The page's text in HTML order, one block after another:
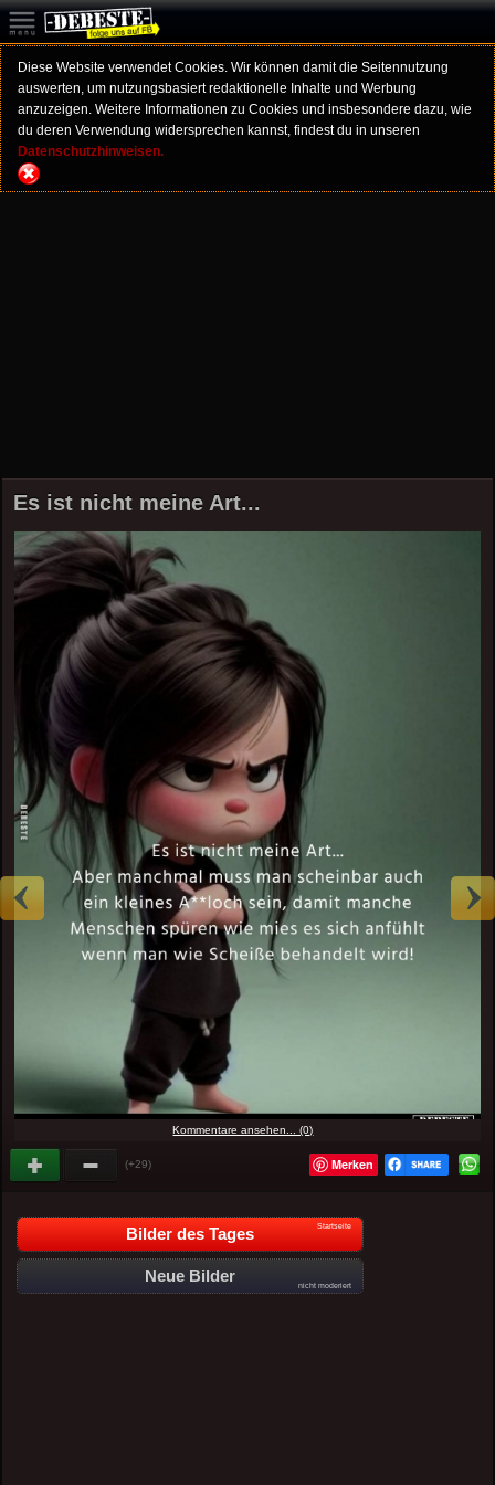
Diese Website verwendet Cookies. Wir können damit die Seitennutzung
auswerten, um nutzungsbasiert redaktionelle Inhalte und Werbung
anzuzeigen. Weitere Informationen zu Cookies und insbesondere dazu, wie
du deren Verwendung widersprechen kannst, findest du in unseren
Datenschutzhinweisen.
Es ist nicht meine Art...
Kommentare ansehen... (0)
(+29) Merken
Bilder des Tages Startseite
Neue Bilder
nicht moderiert